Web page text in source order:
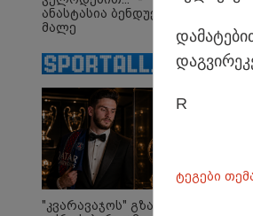
ანასტასია ბენდუქიძე
მალე
დედა გახდება
"კვარავაჯოს" გზა
R
ტეგები